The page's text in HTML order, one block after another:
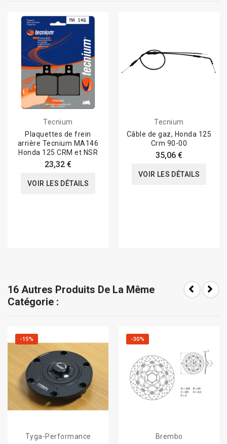
Tecnium
Plaquettes de frein
arrière Tecnium MA146
Honda 125 CRM et NSR
23,32 €
VOIR LES DÉTAILS
Tecnium
Câble de gaz, Honda 125
Crm 90-00
35,06 €
VOIR LES DÉTAILS
16 Autres Produits De La Même
Catégorie :
-15%
Tyga-Performance
-30%
Brembo